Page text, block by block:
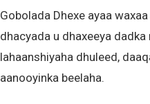
Gobolada Dhexe ayaa
dhacyada u dhaxeeya
lahaanshiyaha dhuleed,
aanooyinka beelaha.